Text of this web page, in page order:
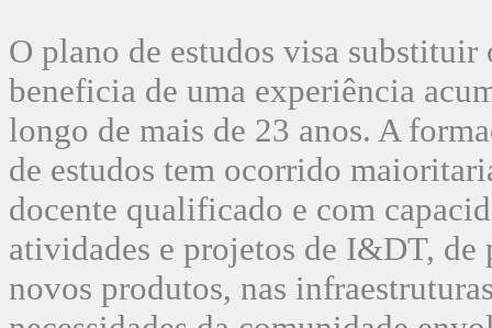
O plano de estudos visa
beneficia de uma experiência
longo de mais de 23 anos. A
de estudos tem ocorrido
docente qualificado e com
atividades e projetos de I&DT, de
novos produtos, nas